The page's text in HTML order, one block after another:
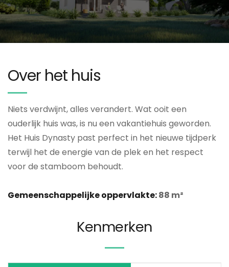
Over het huis
Niets verdwijnt, alles verandert. Wat ooit een
ouderlijk huis was, is nu een vakantiehuis geworden.
Het Huis Dynasty past perfect in het nieuwe tijdperk
terwijl het de energie van de plek en het respect
voor de stamboom behoudt.
Gemeenschappelijke oppervlakte: 88 m²
Kenmerken